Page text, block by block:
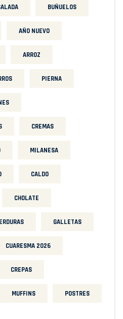
BUÑUELOS
AÑO NUEVO
ARROZ
PIERNA
CREMAS
MILANESA
CALDO
CHOLATE
GALLETAS
CUARESMA 2026
CREPAS
MUFFINS POSTRES